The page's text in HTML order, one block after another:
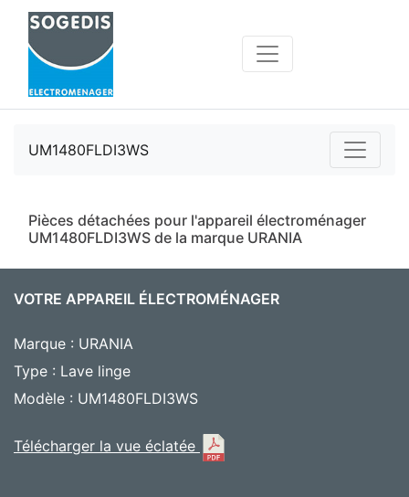
UM1480FLDI3WS
Pièces détachées pour l'appareil électroménager
UM1480FLDI3WS de la marque URANIA
VOTRE APPAREIL ÉLECTROMÉNAGER
Marque : URANIA
Type : Lave linge
Modèle : UM1480FLDI3WS
Télécharger la vue éclatée